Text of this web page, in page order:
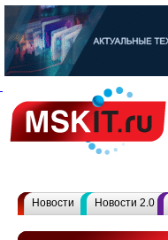
Новости Новости 2.0